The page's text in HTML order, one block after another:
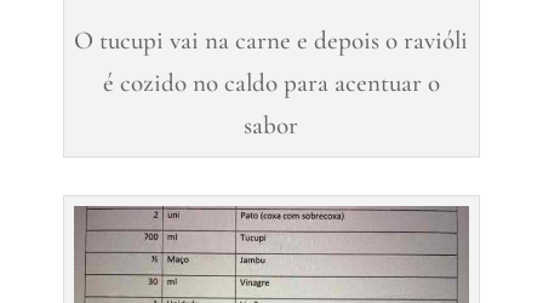
O tucupi vai na carne e depois o ravióli
é cozido no caldo para acentuar o
sabor